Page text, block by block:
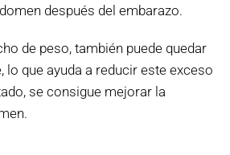
después del embarazo.
de peso, también puede quedar
lo que ayuda a reducir este exceso
se consigue mejorar la